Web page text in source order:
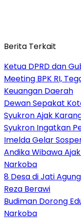
Berita Terkait
Ketua DPRD dan
Meeting BPK RI,
Keuangan Daerah
Dewan Sepakat
Syukron Ajak
Syukron Ingatkan
Imelda Gelar
Andika Wibawa
Narkoba
8 Desa di Jati
Reza Berawi
Budiman Dorong
Narkoba